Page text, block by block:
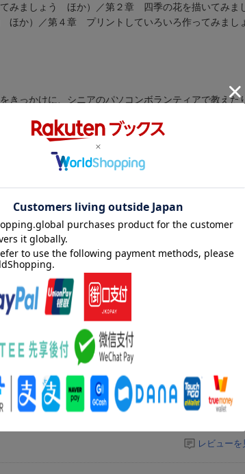
みましょう ほか）／第２章 四季の花を描いてみま
か）／第４章 プリントしていろいろ作ってみまし
っかけに、シニアのパソコンボランティアで教えた
を受けた多くの人とシェイプアートの輪が広がり、
かき」を連載開始。２００８年１０月から読売・日本
に掲載されていたものです）
レビューを